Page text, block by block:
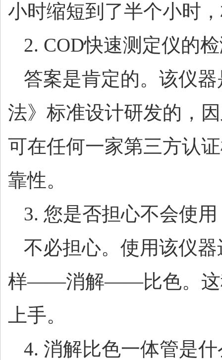
小时缩短到了半个小时
2. COD快速测定仪的
答案是肯定的。该仪
法》标准设计研发的，
可在任何一家第三方认
靠性。
3. 您是否担心不会使用
不必担心。使用该仪
样——消解——比色。这
上手。
4. 消解比色一体管是